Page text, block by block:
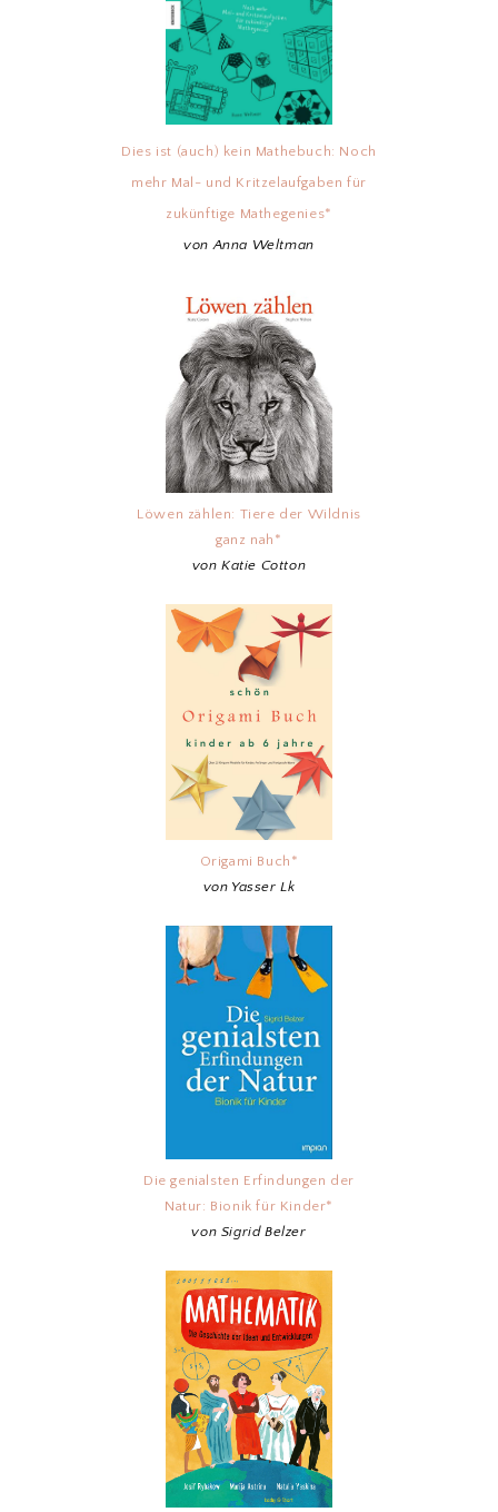
Dies ist (auch) kein Mathebuch: Noch
mehr Mal- und Kritzelaufgaben für
zukünftige Mathegenies*
von Anna Weltman
Löwen zählen: Tiere der Wildnis
ganz nah*
von Katie Cotton
Origami Buch*
von Yasser Lk
Die genialsten Erfindungen der
Natur: Bionik für Kinder*
von Sigrid Belzer